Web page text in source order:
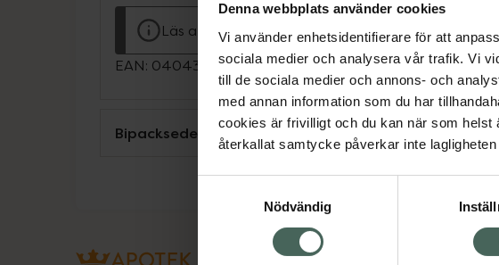
Denna webbplats använder cookies
Vi använder enhetsidentifierare för att
sociala medier och analysera vår trafik. Vi
till de sociala medier och annons- och
med annan information som du har
cookies är frivilligt och du kan när som
återkallat samtycke påverkar inte
Nödvändig
Läs alltid bipacksedeln innan användning.
EAN: 04043027301169
Bipacksedel från FASS